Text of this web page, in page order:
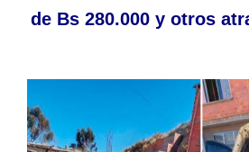
de Bs 280.000 y otros